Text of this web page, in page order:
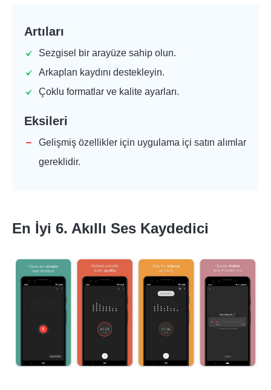
Artıları
Sezgisel bir arayüze sahip olun.
Arkaplan kaydını destekleyin.
Çoklu formatlar ve kalite ayarları.
Eksileri
Gelişmiş özellikler için uygulama içi satın alımlar
gereklidir.
En İyi 6. Akıllı Ses Kaydedici